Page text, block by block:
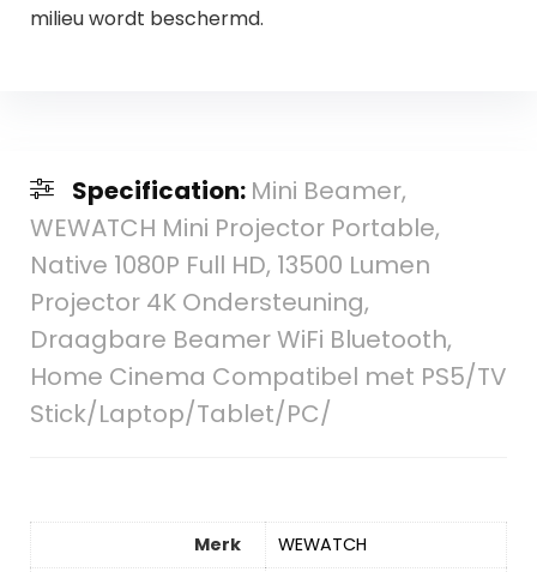
milieu wordt beschermd.
Specification: Mini Beamer,
WEWATCH Mini Projector Portable,
Native 1080P Full HD, 13500 Lumen
Projector 4K Ondersteuning,
Draagbare Beamer WiFi Bluetooth,
Home Cinema Compatibel met PS5/TV
Stick/Laptop/Tablet/PC/
Merk
‎WEWATCH